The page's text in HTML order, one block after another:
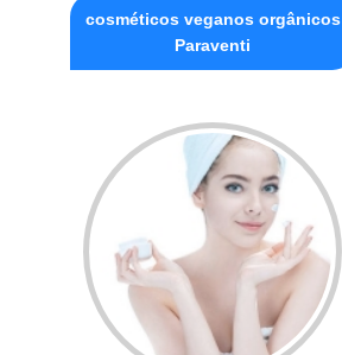
cosméticos veganos orgânicos
Paraventi